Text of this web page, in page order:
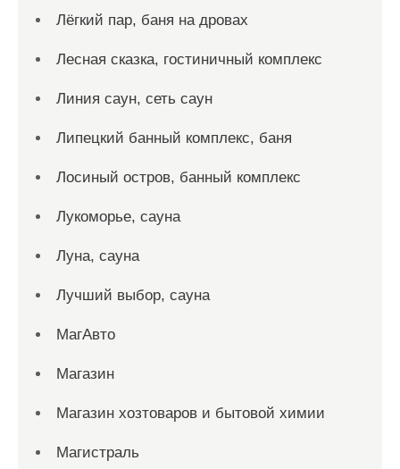
Лёгкий пар, баня на дровах
Лесная сказка, гостиничный комплекс
Линия саун, сеть саун
Липецкий банный комплекс, баня
Лосиный остров, банный комплекс
Лукоморье, сауна
Луна, сауна
Лучший выбор, сауна
МагАвто
Магазин
Магазин хозтоваров и бытовой химии
Магистраль